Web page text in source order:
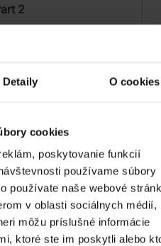
Detaily O cookies
cookies
poskytovanie funkcií
používame súbory
používate naše webové
v oblasti sociálnych médií,
môžu príslušné informácie
ktoré ste im poskytli alebo
2
Albums Vol.3
18,60 €
Vteřiny, měsíce a